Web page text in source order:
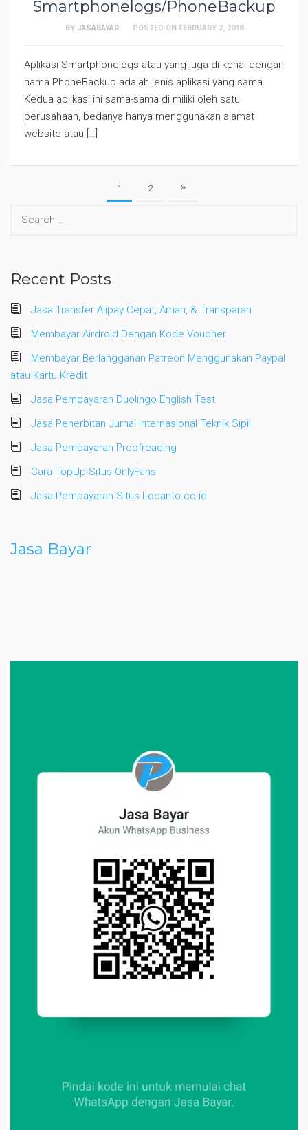
Smartphonelogs/PhoneBackup
BY JASABAYAR POSTED ON FEBRUARY 2, 2018
Aplikasi Smartphonelogs atau yang juga di kenal dengan
nama PhoneBackup adalah jenis aplikasi yang sama.
Kedua aplikasi ini sama-sama di miliki oleh satu
perusahaan, bedanya hanya menggunakan alamat
website atau […]
1 2
Recent Posts
Jasa Transfer Alipay Cepat, Aman, & Transparan
Membayar Airdroid Dengan Kode Voucher
Membayar Berlangganan Patreon Menggunakan Paypal
atau Kartu Kredit
Jasa Pembayaran Duolingo English Test
Jasa Penerbitan Jurnal Internasional Teknik Sipil
Jasa Pembayaran Proofreading
Cara TopUp Situs OnlyFans
Jasa Pembayaran Situs Locanto.co.id
Jasa Bayar